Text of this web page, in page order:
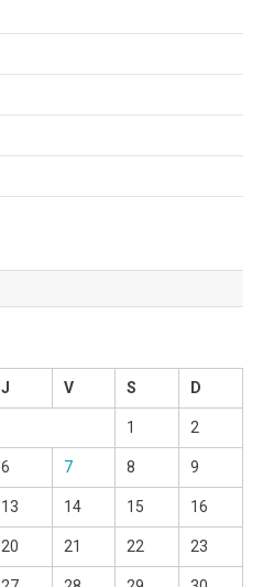
J V S D
1 2
6 7 8 9
13 14 15 16
20 21 22 23